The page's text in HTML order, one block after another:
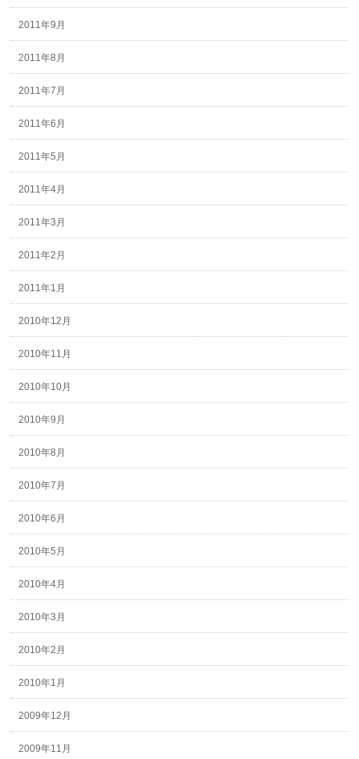
2011年9月
2011年8月
2011年7月
2011年6月
2011年5月
2011年4月
2011年3月
2011年2月
2011年1月
2010年12月
2010年11月
2010年10月
2010年9月
2010年8月
2010年7月
2010年6月
2010年5月
2010年4月
2010年3月
2010年2月
2010年1月
2009年12月
2009年11月